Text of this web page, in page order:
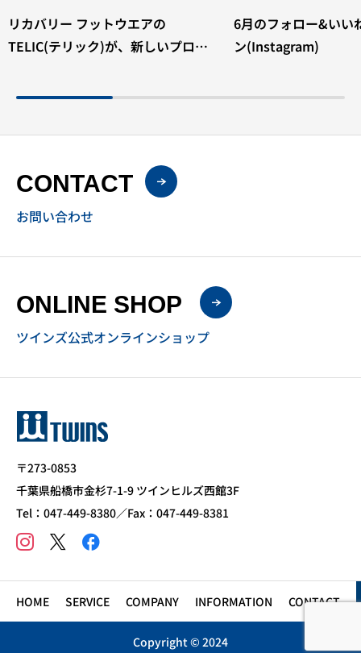
リカバリー フットウエアの
TELIC(テリック)が、新しいプロダ
WEAR」(テリック リカバリー ウエ
2021年12月1日(水)から3日(金)まで
「SPORTEC2021」で製品のリリー
スをします ～今日の疲れ、着て回復
～ ◇
6月のフォロー&いい
ン(Instagram)
CONTACT
お問い合わせ
ONLINE SHOP
ツインズ公式オンラインショップ
〒273-0853
千葉県船橋市金杉7-1-9 ツインヒルズ西館3F
Tel：047-449-8380／Fax：047-449-8381
HOME SERVICE COMPANY INFORMATION CONTACT
Copyright © 2024